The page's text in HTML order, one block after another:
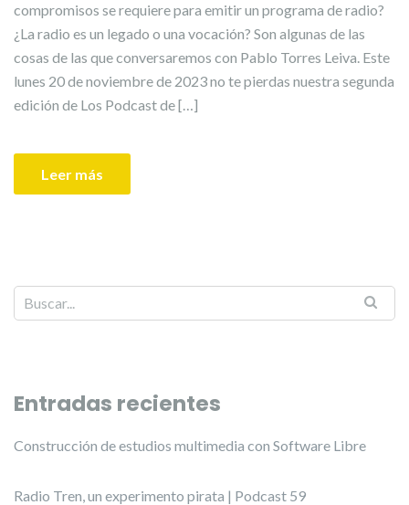
compromisos se requiere para emitir un programa de radio?
¿La radio es un legado o una vocación? Son algunas de las
cosas de las que conversaremos con Pablo Torres Leiva. Este
lunes 20 de noviembre de 2023 no te pierdas nuestra segunda
edición de Los Podcast de […]
Leer más
Entradas recientes
Construcción de estudios multimedia con Software Libre
Radio Tren, un experimento pirata | Podcast 59